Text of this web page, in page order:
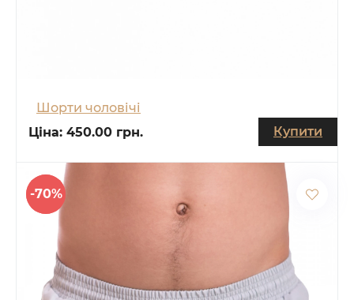
Шорти чоловічі
Ціна: 450.00 грн. Купити
-70%